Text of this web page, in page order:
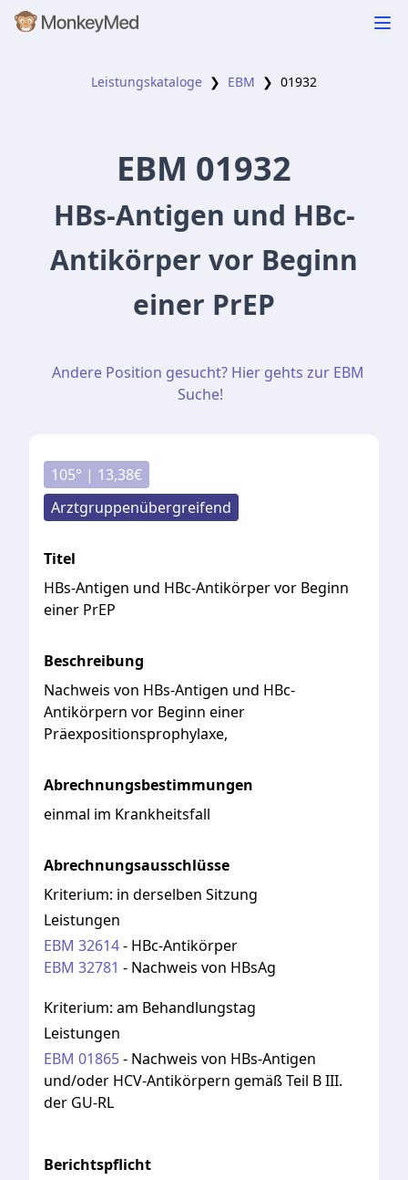
Leistungskataloge ❯ EBM ❯ 01932
EBM 01932
HBs-Antigen und HBc-
Antikörper vor Beginn
einer PrEP
Andere Position gesucht? Hier gehts zur EBM
Suche!
105° | 13,38€
Arztgruppenübergreifend
Titel
HBs-Antigen und HBc-Antikörper vor Beginn
einer PrEP
Beschreibung
Nachweis von HBs-Antigen und HBc-
Antikörpern vor Beginn einer
Präexpositionsprophylaxe,
Abrechnungsbestimmungen
einmal im Krankheitsfall
Abrechnungsausschlüsse
Kriterium: in derselben Sitzung
Leistungen
EBM 32614- HBc-Antikörper
EBM 32781 - Nachweis von HBsAg
Kriterium: am Behandlungstag
Leistungen
EBM 01865- Nachweis von HBs-Antigen
und/oder HCV-Antikörpern gemäß Teil B III.
der GU-RL
Berichtspflicht